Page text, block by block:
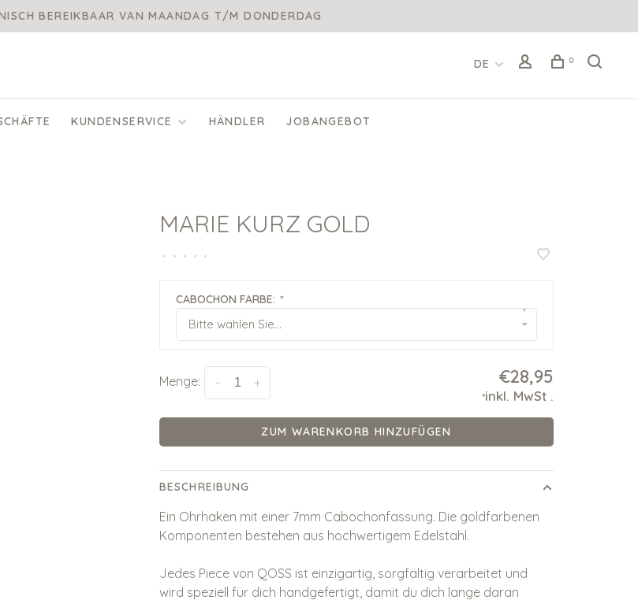
BEREIKBAAR VAN MAANDAG T/M DONDERDAG
DE 0
KUNDENSERVICE HÄNDLER JOBANGEBOT
MARIE KURZ GOLD
• • • • •
CABOCHON FARBE: *
Bitte wählen Sie...
▾
Menge: +
- €28,95
*inkl. MwSt .
ZUM WARENKORB HINZUFÜGEN
BESCHREIBUNG
Ein Ohrhaken mit einer 7mm Cabochonfassung. Die goldfarbenen
Komponenten bestehen aus hochwertigem Edelstahl.
Jedes Piece von QOSS ist einzigartig, sorgfältig verarbeitet und
wird speziell für dich handgefertigt, damit du dich lange daran